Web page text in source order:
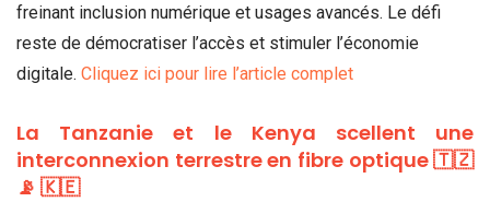
freinant inclusion numérique et usages avancés. Le défi
reste de démocratiser l’accès et stimuler l’économie
digitale. Cliquez ici pour lire l’article complet
La Tanzanie et le Kenya scellent une
interconnexion terrestre en fibre optique 🇹🇿
📡 🇰🇪